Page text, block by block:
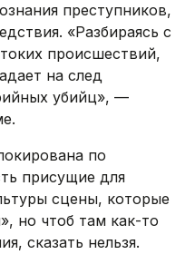
преступников,
«Разбираясь с
происшествий,
на след
убийц», —
по
присущие для
сцены, которые
но чтоб там как-то
сказать нельзя.